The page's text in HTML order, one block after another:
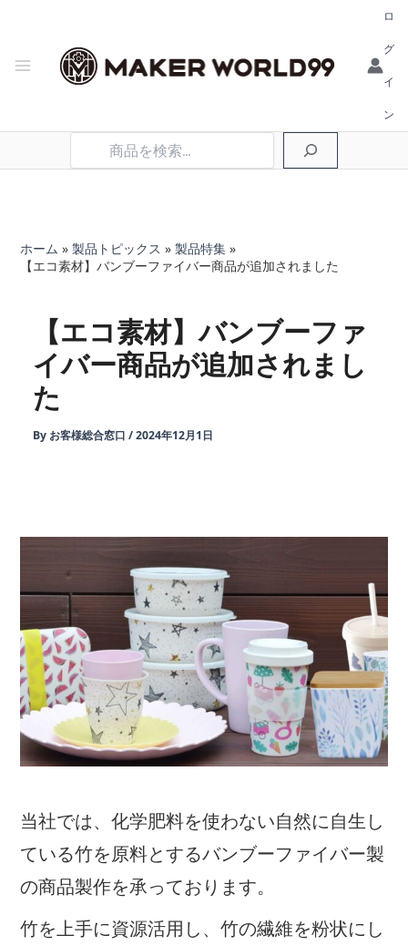
ロ
グ
イ
ン
検
ホーム 製品トピックス
製品特集
【エコ素材】バンブーファイバー商品が追加されました
【エコ素材】バンブーファ
イバー商品が追加されまし
た
By お客様総合窓口 /2024年12月1日
当社では、化学肥料を使わない自然に自生し
ている竹を原料とするバンブーファイバー製
の商品製作を承っております。
竹を上手に資源活用し、竹の繊維を粉状にし